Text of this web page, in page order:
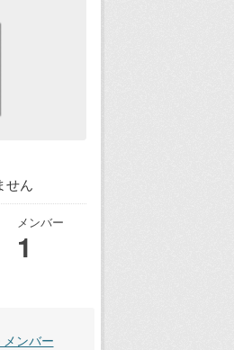
せん
メンバー
1
メンバー